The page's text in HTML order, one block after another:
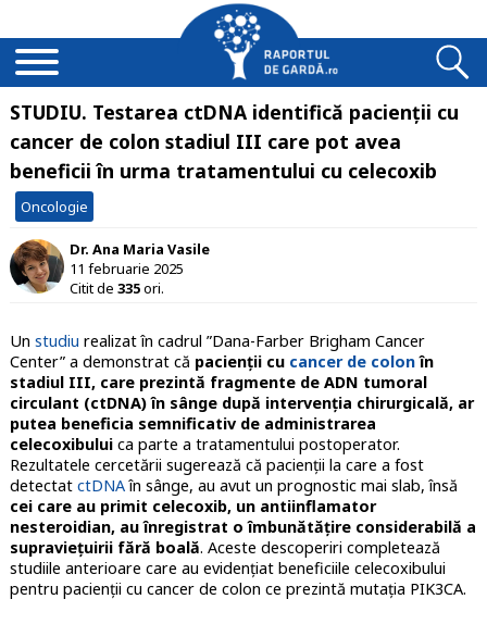
STUDIU. Testarea ctDNA identifică pacienții cu
cancer de colon stadiul III care pot avea
beneficii în urma tratamentului cu celecoxib
Oncologie
Dr. Ana Maria Vasile
11 februarie 2025
Citit de 335ori.
Un studiu realizat în cadrul ”Dana-Farber Brigham Cancer
Center” a demonstrat că pacienții cu cancer de colonîn
stadiul III, care prezintă fragmente de ADN tumoral
circulant (ctDNA) în sânge după intervenția chirurgicală, ar
putea beneficia semnificativ de administrarea
celecoxibuluica parte a tratamentului postoperator.
Rezultatele cercetării sugerează că pacienții la care a fost
detectat ctDNAîn sânge, au avut un prognostic mai slab, însă
cei care au primit celecoxib, un antiinflamator
nesteroidian, au înregistrat o îmbunătățire considerabilă a
supraviețuirii fără boală. Aceste descoperiri completează
studiile anterioare care au evidențiat beneficiile celecoxibului
pentru pacienții cu cancer de colon ce prezintă mutația PIK3CA.